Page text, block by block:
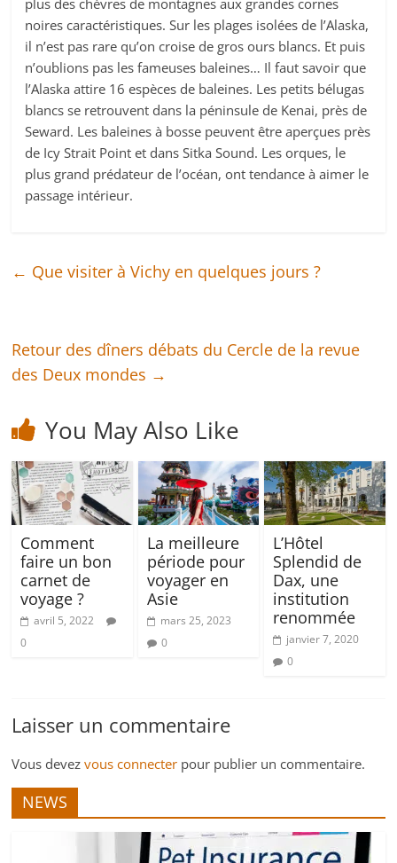
plus des chèvres de montagnes aux grandes cornes
noires caractéristiques. Sur les plages isolées de l’Alaska,
il n’est pas rare qu’on croise de gros ours blancs. Et puis
n’oublions pas les fameuses baleines… Il faut savoir que
l’Alaska attire 16 espèces de baleines. Les petits bélugas
blancs se retrouvent dans la péninsule de Kenai, près de
Seward. Les baleines à bosse peuvent être aperçues près
de Icy Strait Point et dans Sitka Sound. Les orques, le
plus grand prédateur de l’océan, ont tendance à aimer le
passage intérieur.
← Que visiter à Vichy en quelques jours ?
Retour des dîners débats du Cercle de la revue
des Deux mondes →
You May Also Like
Comment
faire un bon
carnet de
voyage ?
avril 5, 2022
0
La meilleure
période pour
voyager en
Asie
mars 25, 2023
0
L’Hôtel
Splendid de
Dax, une
institution
renommée
janvier 7, 2020
0
Laisser un commentaire
Vous devezvous connecter pour publier un commentaire.
NEWS